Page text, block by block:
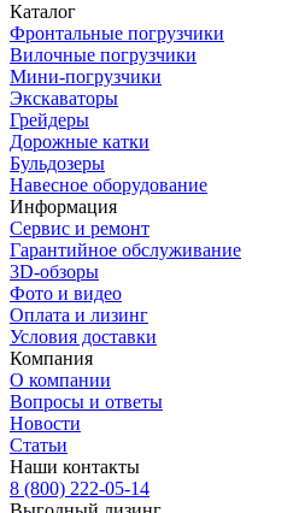
Каталог
Фронтальные погрузчики
Вилочные погрузчики
Мини-погрузчики
Экскаваторы
Грейдеры
Дорожные катки
Бульдозеры
Навесное оборудование
Информация
Сервис и ремонт
Гарантийное обслуживание
3D-обзоры
Фото и видео
Оплата и лизинг
Условия доставки
Компания
О компании
Вопросы и ответы
Новости
Статьи
Наши контакты
8 (800) 222-05-14